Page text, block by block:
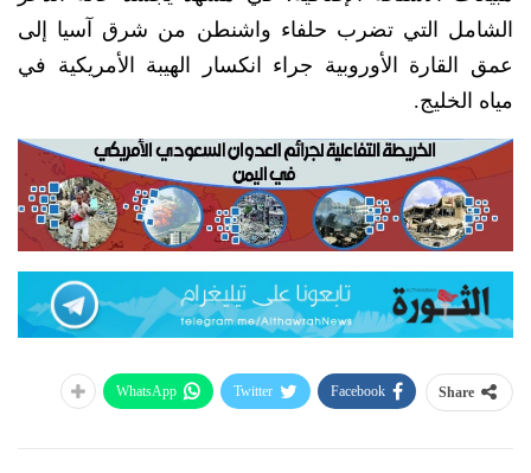
الشامل التي تضرب حلفاء واشنطن من شرق آسيا إلى
عمق القارة الأوروبية جراء انكسار الهيبة الأمريكية في
مياه الخليج.
Share
Facebook
Twitter
WhatsApp